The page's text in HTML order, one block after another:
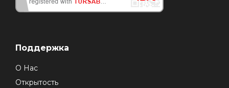
Поддержка
О Нас
Открытость